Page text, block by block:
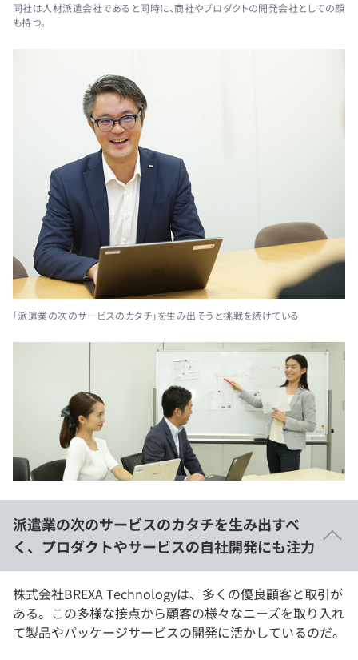
同社は人材派遣会社であると同時に、商社やプロダクトの開発会社としての顔
も持つ。
「派遣業の次のサービスのカタチ」を生み出そうと挑戦を続けている
派遣業の次のサービスのカタチを生み出すべ
く、プロダクトやサービスの自社開発にも注力
株式会社BREXA Technologyは、多くの優良顧客と取引が
ある。この多様な接点から顧客の様々なニーズを取り入れ
て製品やパッケージサービスの開発に活かしているのだ。